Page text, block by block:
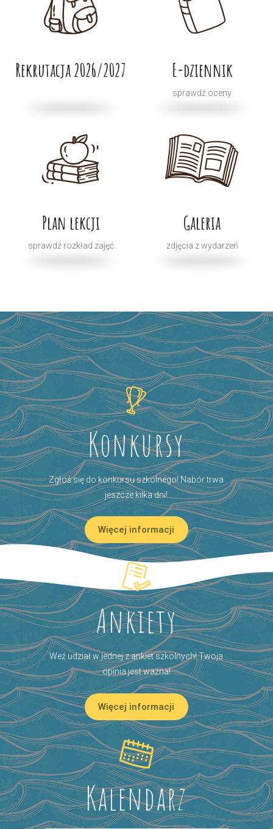
Rekrutacja 2026/2027 E-dziennik
sprawdź oceny
Plan lekcji
sprawdź rozkład zajęć
Galeria
zdjęcia z wydarzeń
Konkursy
Zgłoś się do konkursu szkolnego! Nabór trwa
jeszcze kilka dni!
Więcej informacji
Ankiety
Weź udział w jednej z ankiet szkolnych! Twoja
opinia jest ważna!
Więcej informacji
Kalendarz